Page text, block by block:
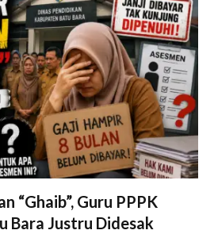
“Ghaib”, Guru PPPK
Bara Justru Didesak